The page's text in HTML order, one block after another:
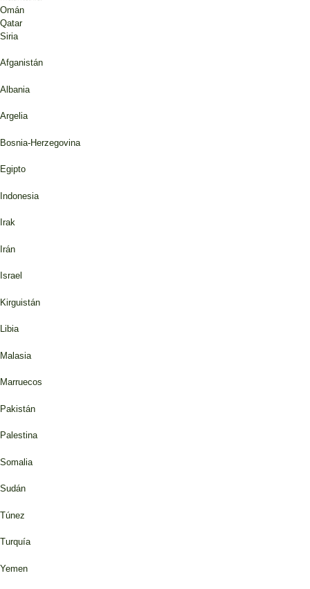
Omán
Qatar
Siria
Afganistán
Albania
Argelia
Bosnia-Herzegovina
Egipto
Indonesia
Irak
Irán
Israel
Kirguistán
Libia
Malasia
Marruecos
Pakistán
Palestina
Somalia
Sudán
Túnez
Turquía
Yemen